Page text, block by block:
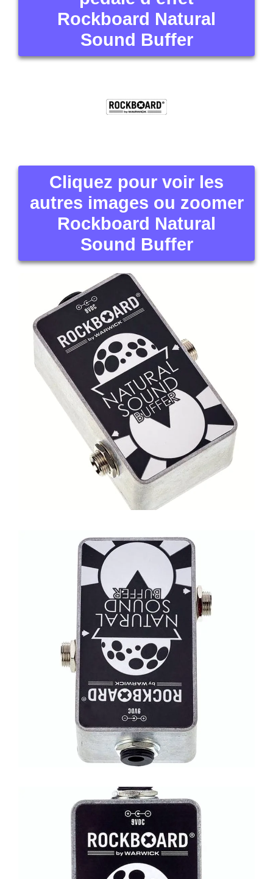
Rockboard Natural
Sound Buffer
Cliquez pour voir les
autres images ou zoomer
Rockboard Natural
Sound Buffer